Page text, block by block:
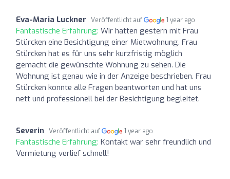
Eva-Maria Luckner Veröffentlicht auf 1 year ago
Fantastische Erfahrung: Wir hatten gestern mit Frau
Stürcken eine Besichtigung einer Mietwohnung. Frau
Stürcken hat es für uns sehr kurzfristig möglich
gemacht die gewünschte Wohnung zu sehen. Die
Wohnung ist genau wie in der Anzeige beschrieben. Frau
Stürcken konnte alle Fragen beantworten und hat uns
nett und professionell bei der Besichtigung begleitet.
Severin Veröffentlicht auf 1 year ago
Fantastische Erfahrung: Kontakt war sehr freundlich und
Vermietung verlief schnell!